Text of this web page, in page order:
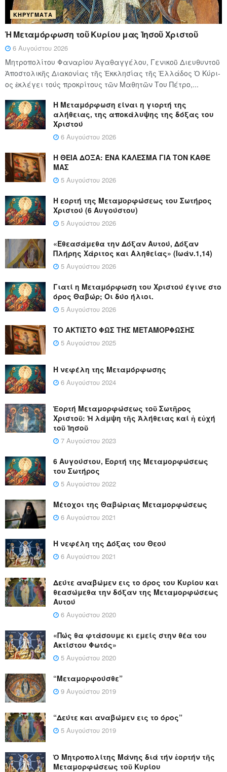
ΚΗΡΎΓΜΑΤΑ
Ἡ Μεταμόρφωση τοῦ Κυρίου μας Ἰησοῦ Χριστοῦ
6 Αυγούστου 2026
Μητροπολίτου Φαναρίου Ἀγαθαγγέλου, Γενικοῦ Διευθυντοῦ
Ἀποστολικῆς Διακονίας τῆς Ἐκκλησίας τῆς Ἑλλάδος Ὁ Κύ­ρι­
ος ἐκλέγει τούς προ­κρί­τους τῶν Μα­θη­τῶν Του Πέ­τρο,...
Η Μεταμόρφωση είναι η γιορτή της
αλήθειας, της αποκάλυψης της δόξας του
Χριστού
6 Αυγούστου 2026
Η ΘΕΙΑ ΔΟΞΑ: ΈΝΑ ΚΑΛΕΣΜΑ ΓΙΑ ΤΟΝ ΚΑΘΕ
ΜΑΣ
5 Αυγούστου 2026
Η εορτή της Μεταμορφώσεως του Σωτήρος
Χριστού (6 Αυγούστου)
5 Αυγούστου 2026
«Εθεασάμεθα την Δόξαν Αυτού, Δόξαν
Πλήρης Χάριτος και Αληθείας» (Ιωάν.1,14)
5 Αυγούστου 2026
Γιατί η Μεταμόρφωση του Χριστού έγινε στο
όρος Θαβώρ; Οι δύο ήλιοι.
5 Αυγούστου 2026
ΤΟ ΑΚΤΙΣΤΟ ΦΩΣ ΤΗΣ ΜΕΤΑΜΟΡΦΩΣΗΣ
5 Αυγούστου 2025
Η νεφέλη της Μεταμόρφωσης
6 Αυγούστου 2024
Ἑορτή Μεταμορφώσεως τοῦ Σωτῆρος
Χριστοῦ: Ἡ λάμψη τῆς Ἀλήθειας καί ἡ εὐχή
τοῦ Ἰησοῦ
7 Αυγούστου 2023
6 Αυγούστου, Εορτή της Μεταμορφώσεως
του Σωτήρος
5 Αυγούστου 2022
Μέτοχοι της Θαβώριας Μεταμορφώσεως
6 Αυγούστου 2021
Η νεφέλη της Δόξας του Θεού
6 Αυγούστου 2021
Δεύτε αναβώμεν εις το όρος του Κυρίου και
θεασώμεθα την δόξαν της Μεταμορφώσεως
Αυτού
6 Αυγούστου 2020
«Πώς θα φτάσουμε κι εμείς στην θέα του
Ακτίστου Φωτός»
5 Αυγούστου 2020
“Μεταμορφούσθε”
9 Αυγούστου 2019
“Δεύτε και αναβώμεν εις το όρος”
5 Αυγούστου 2019
Ὁ Μητροπολίτης Μάνης διά τήν ἑορτήν τῆς
Μεταμορφώσεως τοῦ Κυρίου